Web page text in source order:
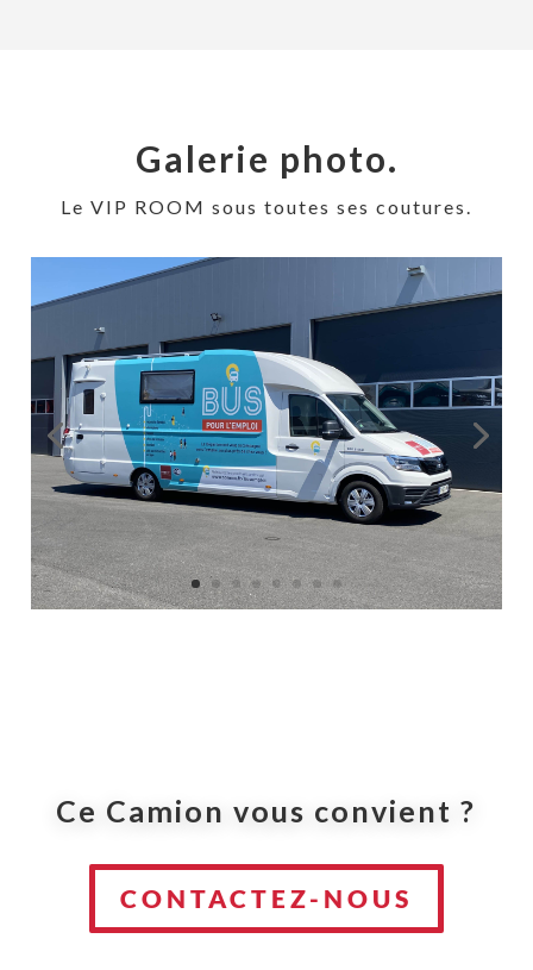
Galerie photo.
Le VIP ROOM sous toutes ses coutures.
Ce Camion vous convient ?
CONTACTEZ-NOUS